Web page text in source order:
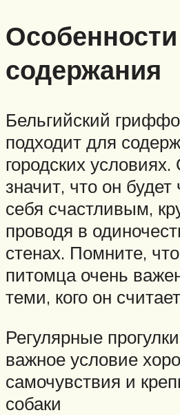
Особенности
содержания
Бельгийский
подходит для
городских
значит, что он будет
себя счастливым,
проводя в
стенах. Помните,
питомца очень
теми, кого он
Регулярные
важное условие
самочувствия и
собаки